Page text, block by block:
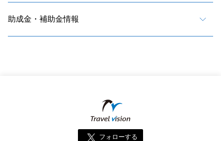
助成金・補助金情報
フォローする